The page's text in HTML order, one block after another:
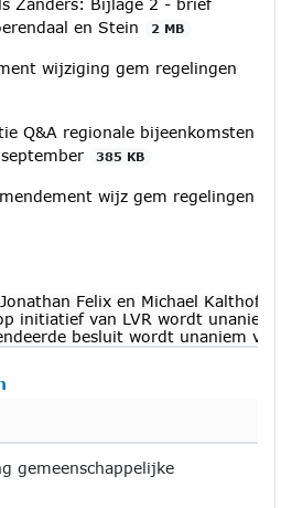
Zanders: Bijlage 2 - brief
en Stein
2 MB
wijziging gem regelingen
Q&A regionale bijeenkomsten
385 KB
wijz gem regelingen
Felix en Michael Kalthoff
initiatief van LVR wordt unaniem
besluit wordt unaniem
gemeenschappelijke